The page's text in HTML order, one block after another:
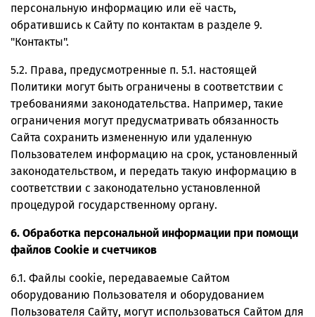
персональную информацию или её часть,
обратившись к Сайту по контактам в разделе 9.
"Контакты".
5.2. Права, предусмотренные п. 5.1. настоящей
Политики могут быть ограничены в соответствии с
требованиями законодательства. Например, такие
ограничения могут предусматривать обязанность
Сайта сохранить измененную или удаленную
Пользователем информацию на срок, установленный
законодательством, и передать такую информацию в
соответствии с законодательно установленной
процедурой государственному органу.
6. Обработка персональной информации при помощи
файлов Cookie и счетчиков
6.1. Файлы cookie, передаваемые Сайтом
оборудованию Пользователя и оборудованием
Пользователя Сайту, могут использоваться Сайтом для